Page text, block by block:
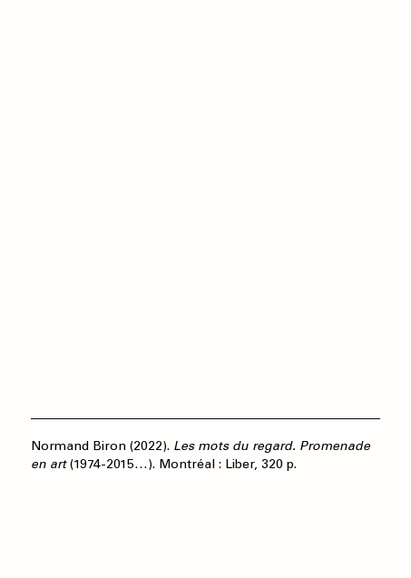
Normand Biron (2022). Les mots du regard. Promenade
en art(1974-2015…). Montréal : Liber, 320 p.